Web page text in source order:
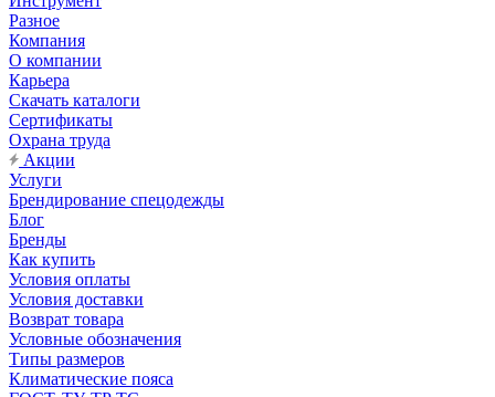
Разное
Компания
О компании
Карьера
Cкачать каталоги
Сертификаты
Охрана труда
Акции
Услуги
Брендирование спецодежды
Блог
Бренды
Как купить
Условия оплаты
Условия доставки
Возврат товара
Условные обозначения
Типы размеров
Климатические пояса